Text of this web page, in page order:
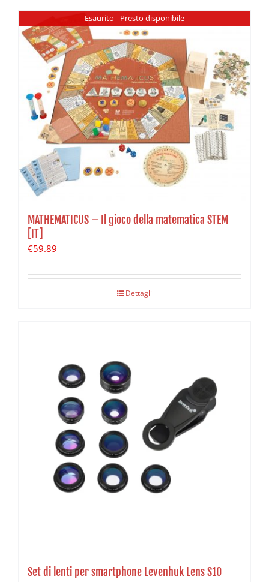
Esaurito - Presto disponibile
MATHEMATICUS – Il gioco della matematica STEM
[IT]
€59.89
Dettagli
Set di lenti per smartphone Levenhuk Lens S10